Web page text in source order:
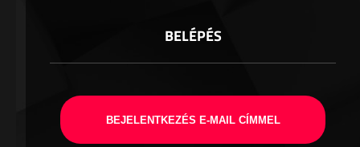
BELÉPÉS
BEJELENTKEZÉS E-MAIL CÍMMEL